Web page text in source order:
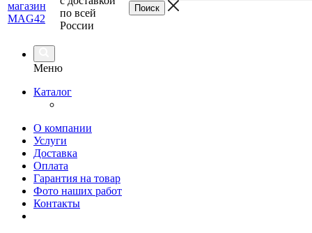
по всей
России
Меню
Каталог
О компании
Услуги
Доставка
Оплата
Гарантия на товар
Фото наших работ
Контакты